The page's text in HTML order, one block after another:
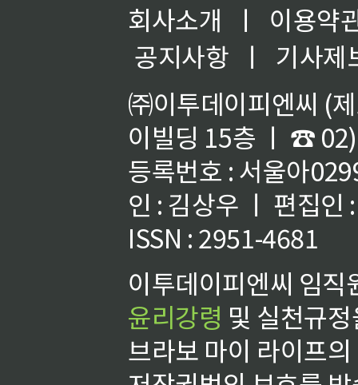
회사소개 ㅣ
이용약
공지사항
ㅣ
기사제
㈜이투데이피엔씨 (
이빌딩 15층 ㅣ ☎
등록번호 : 서울아
인 : 김상우 ㅣ 편집인
ISSN : 2951-4681
이투데이피엔씨 임
윤리강령 및 실천규
브라보 마이 라이프